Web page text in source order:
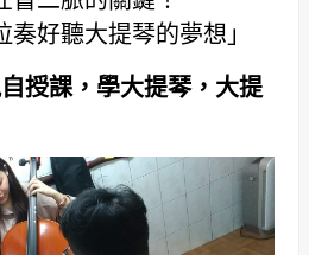
好聽大提琴的夢想」
授課，學大提琴，大提